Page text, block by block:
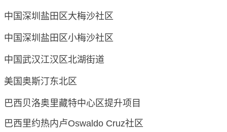
中国深圳盐田区大梅沙社区
中国深圳盐田区小梅沙社区
中国武汉江汉区北湖街道
美国奥斯汀东北区
巴西贝洛奥里藏特中心区提升项目
巴西里约热内卢Oswaldo Cruz社区